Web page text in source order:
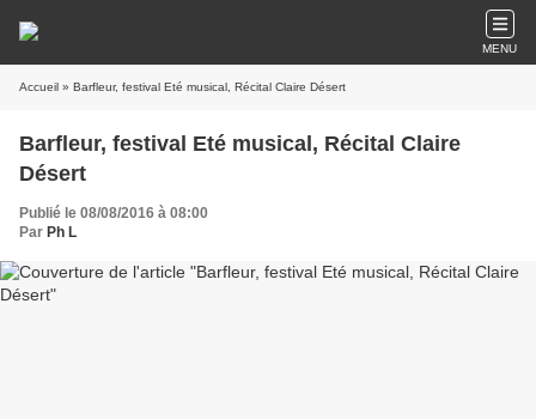
MENU
Accueil » Barfleur, festival Eté musical, Récital Claire Désert
Barfleur, festival Eté musical, Récital Claire
Désert
Publié le 08/08/2016 à 08:00
Par Ph L